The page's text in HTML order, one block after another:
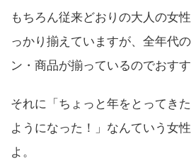
もちろん従来どおりの大人の女
っかり揃えていますが、全年代
ン・商品が揃っているのでおすす
それに「ちょっと年をとってき
ようになった！」なんていう女
よ。